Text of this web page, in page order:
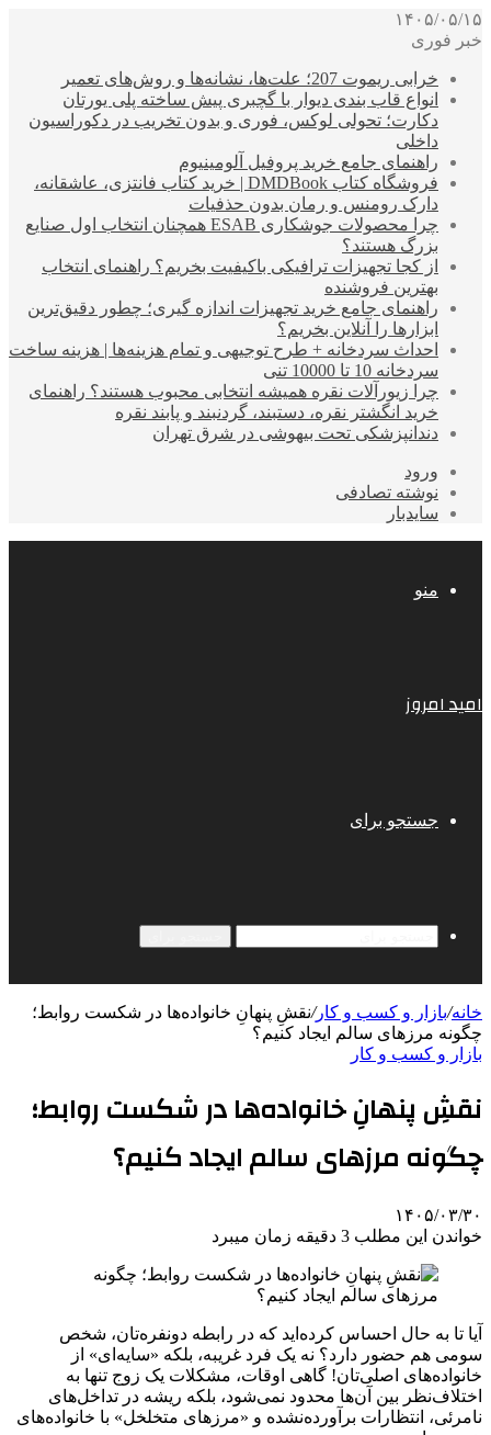
۱۴۰۵/۰۵/۱۵
خبر فوری
خرابی ریموت 207؛ علت‌ها، نشانه‌ها و روش‌های تعمیر
انواع قاب بندی دیوار با گچبری پیش ساخته پلی یورتان
دکارت؛ تحولی لوکس، فوری و بدون تخریب در دکوراسیون
داخلی
راهنمای جامع خرید پروفیل آلومینیوم
فروشگاه کتاب DMDBook | خرید کتاب فانتزی، عاشقانه،
دارک رومنس و رمان بدون حذفیات
چرا محصولات جوشکاری ESAB همچنان انتخاب اول صنایع
بزرگ هستند؟
از کجا تجهیزات ترافیکی باکیفیت بخریم؟ راهنمای انتخاب
بهترین فروشنده
راهنمای جامع خرید تجهیزات اندازه گیری؛ چطور دقیق‌ترین
ابزارها را آنلاین بخریم؟
احداث سردخانه + طرح توجیهی و تمام هزینه‌ها | هزینه ساخت
سردخانه 10 تا 10000 تنی
چرا زیورآلات نقره همیشه انتخابی محبوب هستند؟ راهنمای
خرید انگشتر نقره، دستبند، گردنبند و پابند نقره
دندانپزشکی تحت بیهوشی در شرق تهران
ورود
نوشته تصادفی
سایدبار
منو
امید امروز
جستجو برای
خانه/بازار و کسب و کار/نقشِ پنهانِ خانواده‌ها در شکست روابط؛
چگونه مرزهای سالم ایجاد کنیم؟
بازار و کسب و کار
نقشِ پنهانِ خانواده‌ها در شکست روابط؛
چگونه مرزهای سالم ایجاد کنیم؟
۱۴۰۵/۰۳/۳۰
خواندن این مطلب 3 دقیقه زمان میبرد
آیا تا به حال احساس کرده‌اید که در رابطه دونفره‌تان، شخص
سومی هم حضور دارد؟ نه یک فرد غریبه، بلکه «سایه‌ای» از
خانواده‌های اصلی‌تان! گاهی اوقات، مشکلات یک زوج تنها به
اختلاف‌نظر بین آن‌ها محدود نمی‌شود، بلکه ریشه در تداخل‌های
نامرئی، انتظارات برآورده‌نشده و «مرزهای متخلخل» با خانواده‌های